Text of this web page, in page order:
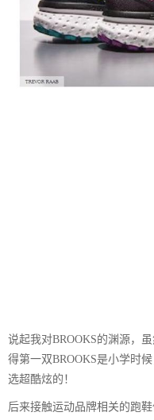
说起我对BROOKS的渊源，
得第一双BROOKS是小学时
选超酷炫的！
后来接触运动品牌相关的跑